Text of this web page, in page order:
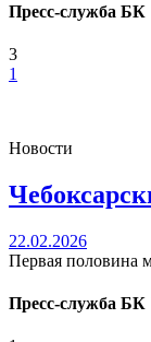
Пресс-служба
3
1
Новости
22.02.2026
Первая половина
Пресс-служба